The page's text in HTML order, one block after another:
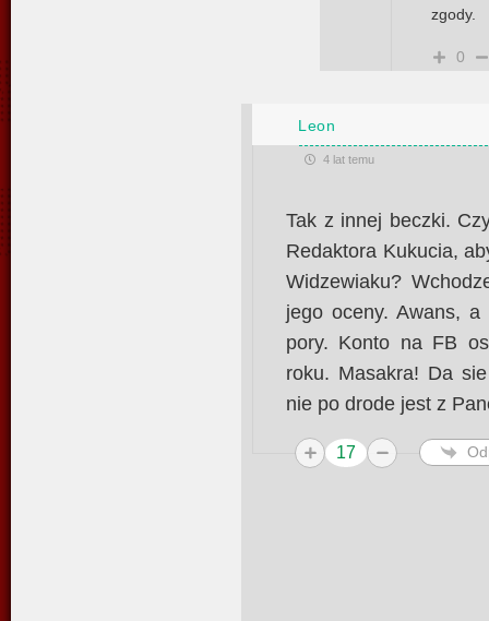
zgody.
0
Leon
4 lat temu
Tak z innej beczki.
Redaktora Kukucia,
Widzewiaku?
jego oceny. Awans,
pory. Konto na FB
roku. Masakra! Da
nie po drode jest z
17